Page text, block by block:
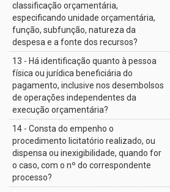
classificação orçamentária,
especificando unidade orçamentária,
função, subfunção, natureza da
despesa e a fonte dos recursos?
13 - Há identificação quanto à pessoa
física ou jurídica beneficiária do
pagamento, inclusive nos desembolsos
de operações independentes da
execução orçamentária?
14 - Consta do empenho o
procedimento licitatório realizado, ou
dispensa ou inexigibilidade, quando for
o caso, com o nº do correspondente
processo?